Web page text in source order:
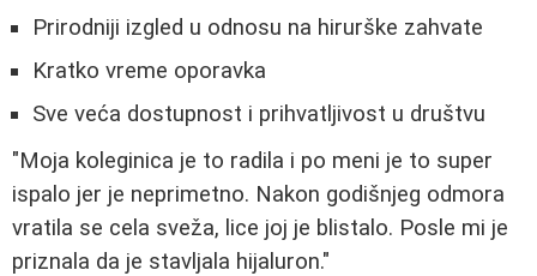
Prirodniji izgled u odnosu na hirurške zahvate
Kratko vreme oporavka
Sve veća dostupnost i prihvatljivost u društvu
"Moja koleginica je to radila i po meni je to super
ispalo jer je neprimetno. Nakon godišnjeg odmora
vratila se cela sveža, lice joj je blistalo. Posle mi je
priznala da je stavljala hijaluron."